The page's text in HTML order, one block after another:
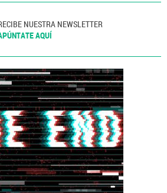
NUESTRA NEWSLETTER
AQUÍ